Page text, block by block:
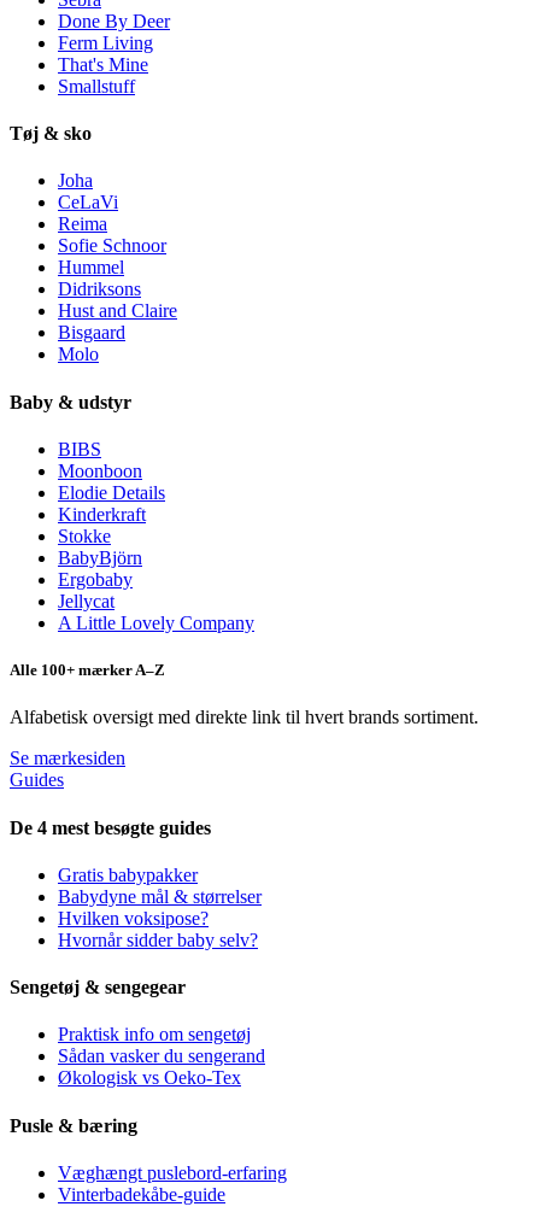
Done By Deer
Ferm Living
That's Mine
Smallstuff
Tøj & sko
Joha
CeLaVi
Reima
Sofie Schnoor
Hummel
Didriksons
Hust and Claire
Bisgaard
Molo
Baby & udstyr
BIBS
Moonboon
Elodie Details
Kinderkraft
Stokke
BabyBjörn
Ergobaby
Jellycat
A Little Lovely Company
Alle 100+ mærker A–Z
Alfabetisk oversigt med direkte link til hvert brands sortiment.
Se mærkesiden
Guides
De 4 mest besøgte guides
Gratis babypakker
Babydyne mål & størrelser
Hvilken voksipose?
Hvornår sidder baby selv?
Sengetøj & sengegear
Praktisk info om sengetøj
Sådan vasker du sengerand
Økologisk vs Oeko-Tex
Pusle & bæring
Væghængt puslebord-erfaring
Vinterbadekåbe-guide